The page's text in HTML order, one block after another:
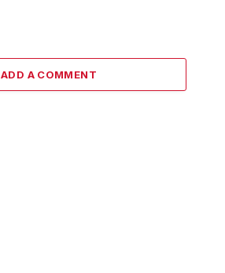
ADD A COMMENT